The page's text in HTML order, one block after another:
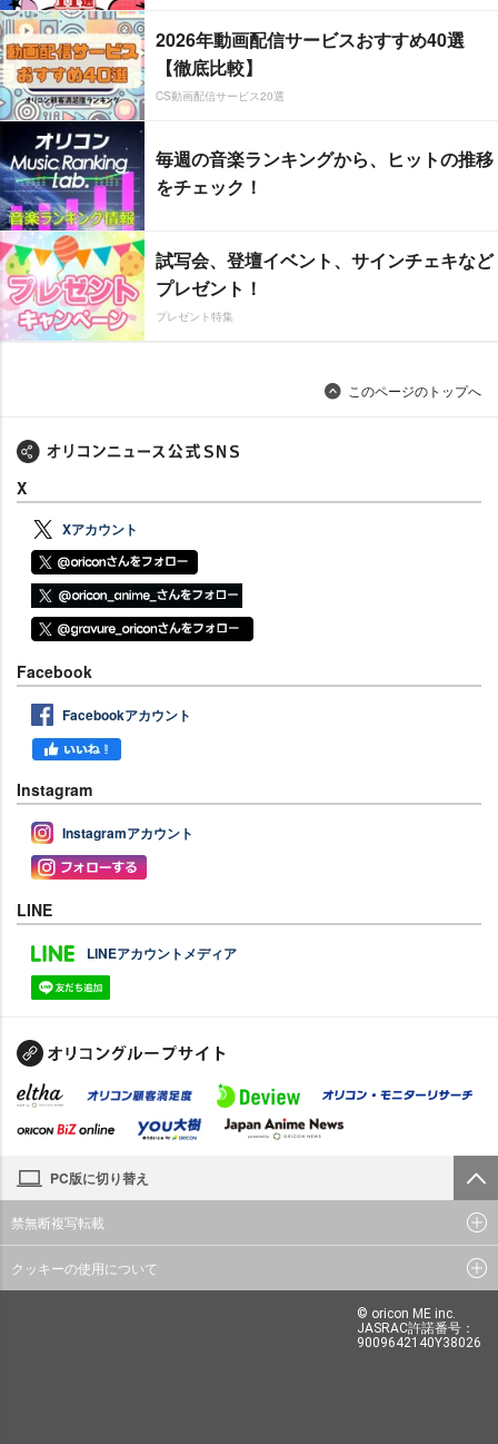
2026年動画配信サービスおすすめ40選
【徹底比較】
CS動画配信サービス20選
毎週の音楽ランキングから、ヒットの推移
をチェック！
試写会、登壇イベント、サインチェキなど
プレゼント！
プレゼント特集
このページのトップへ
X
Xアカウント
Facebook
Facebookアカウント
Instagram
Instagramアカウント
LINE
LINEアカウントメディア
PC版に切り替え
禁無断複写転載
クッキーの使用について
© oricon ME inc.
JASRAC許諾番号：
9009642140Y38026